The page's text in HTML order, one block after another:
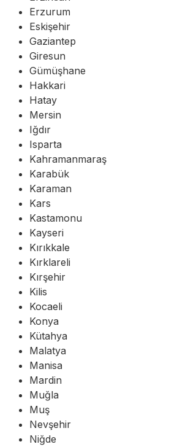
Erzurum
Eskişehir
Gaziantep
Giresun
Gümüşhane
Hakkari
Hatay
Mersin
Iğdır
Isparta
Kahramanmaraş
Karabük
Karaman
Kars
Kastamonu
Kayseri
Kırıkkale
Kırklareli
Kırşehir
Kilis
Kocaeli
Konya
Kütahya
Malatya
Manisa
Mardin
Muğla
Muş
Nevşehir
Niğde